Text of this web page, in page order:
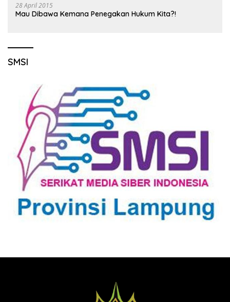
28 April 2015
Mau Dibawa Kemana Penegakan Hukum Kita?!
SMSI